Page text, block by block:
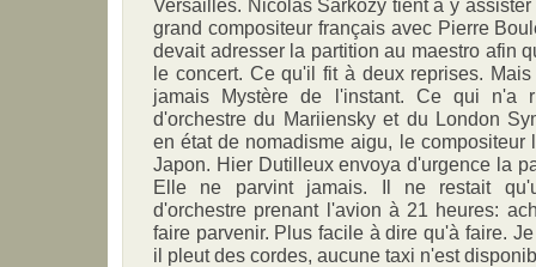
Versailles. Nicolas Sarkozy tient à y
grand compositeur français avec Pierre
devait adresser la partition au maestro afin
le concert. Ce qu'il fit à deux reprises.
jamais Mystère de l'instant. Ce qui n'a
d'orchestre du Mariiensky et du London
en état de nomadisme aigu, le compositeur
Japon. Hier Dutilleux envoya d'urgence la
Elle ne parvint jamais. Il ne restait
d'orchestre prenant l'avion à 21 heures:
faire parvenir. Plus facile à dire qu'à faire.
il pleut des cordes, aucune taxi n'est